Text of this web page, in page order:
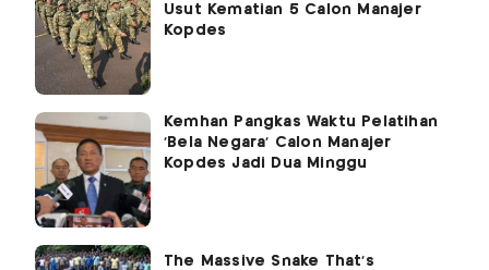
Usut Kematian 5 Calon Manajer
Kopdes
Kemhan Pangkas Waktu Pelatihan
'Bela Negara' Calon Manajer
Kopdes Jadi Dua Minggu